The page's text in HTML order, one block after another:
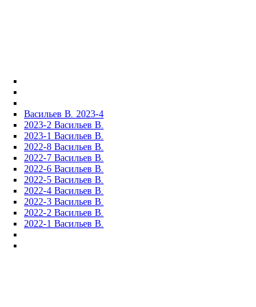
Васильев В. 2023-4
2023-2 Васильев В.
2023-1 Васильев В.
2022-8 Васильев В.
2022-7 Васильев В.
2022-6 Васильев В.
2022-5 Васильев В.
2022-4 Васильев В.
2022-3 Васильев В.
2022-2 Васильев В.
2022-1 Васильев В.